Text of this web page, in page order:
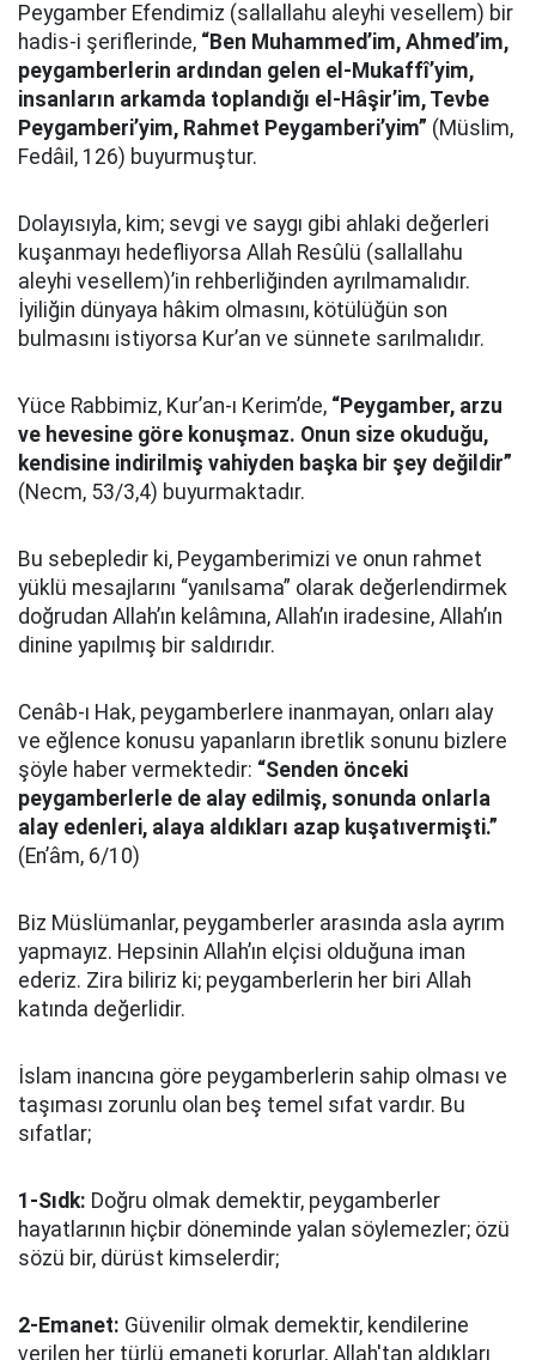
Peygamber Efendimiz (sallallahu aleyhi vesellem) bir
hadis-i şeriflerinde, “Ben Muhammed’im, Ahmed’im,
peygamberlerin ardından gelen el-Mukaffî’yim,
insanların arkamda toplandığı el-Hâşir’im, Tevbe
Peygamberi’yim, Rahmet Peygamberi’yim” (Müslim,
Fedâil, 126) buyurmuştur.
Dolayısıyla, kim; sevgi ve saygı gibi ahlaki değerleri
kuşanmayı hedefliyorsa Allah Resûlü (sallallahu
aleyhi vesellem)’in rehberliğinden ayrılmamalıdır.
İyiliğin dünyaya hâkim olmasını, kötülüğün son
bulmasını istiyorsa Kur’an ve sünnete sarılmalıdır.
Yüce Rabbimiz, Kur’an-ı Kerim’de, “Peygamber, arzu
ve hevesine göre konuşmaz. Onun size okuduğu,
kendisine indirilmiş vahiyden başka bir şey değildir”
(Necm, 53/3,4) buyurmaktadır.
Bu sebepledir ki, Peygamberimizi ve onun rahmet
yüklü mesajlarını “yanılsama” olarak değerlendirmek
doğrudan Allah’ın kelâmına, Allah’ın iradesine, Allah’ın
dinine yapılmış bir saldırıdır.
Cenâb-ı Hak, peygamberlere inanmayan, onları alay
ve eğlence konusu yapanların ibretlik sonunu bizlere
şöyle haber vermektedir: “Senden önceki
peygamberlerle de alay edilmiş, sonunda onlarla
alay edenleri, alaya aldıkları azap kuşatıvermişti.”
(En’âm, 6/10)
Biz Müslümanlar, peygamberler arasında asla ayrım
yapmayız. Hepsinin Allah’ın elçisi olduğuna iman
ederiz. Zira biliriz ki; peygamberlerin her biri Allah
katında değerlidir.
İslam inancına göre peygamberlerin sahip olması ve
taşıması zorunlu olan beş temel sıfat vardır. Bu
sıfatlar;
1-Sıdk: Doğru olmak demektir, peygamberler
hayatlarının hiçbir döneminde yalan söylemezler; özü
sözü bir, dürüst kimselerdir;
2-Emanet: Güvenilir olmak demektir, kendilerine
verilen her türlü emaneti korurlar, Allah'tan aldıkları